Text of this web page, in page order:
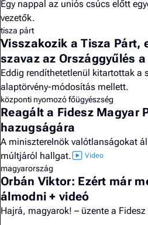
Egy nappal az uniós csúcs előtt
vezetők.
tisza párt
Visszakozik a Tisza Párt,
szavaz az Országgyűlés
Eddig rendíthetetlenül kitartottak a
alaptörvény-módosítás mellett.
központi nyomozó főügyészség
Reagált a Fidesz Magyar
hazugságára
A miniszterelnök valótlanságokat
múltjáról hallgat.
magyarország
Orbán Viktor: Ezért már
álmodni + videó
Hajrá, magyarok! – üzente a Fidesz